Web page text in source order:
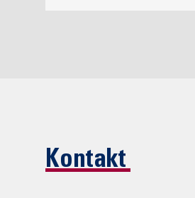
Kontakt